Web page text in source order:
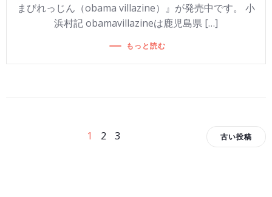
まびれっじん（obama villazine）』が発売中です。 小
浜村記 obamavillazineは鹿児島県 […]
もっと読む
ペ1
ペ
2
ペ
3
投古い投稿